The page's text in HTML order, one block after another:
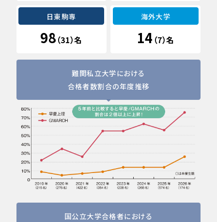
日東駒専
98 （31）名
海外大学
14 （7）名
難関私立大学における
合格者数割合の年度推移
国公立大学合格者における